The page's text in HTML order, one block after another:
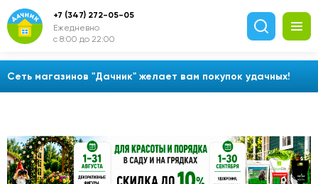
Сеть магазинов "Дачник" желает вам покупок удачных!
+7 (347) 272-05-05
Ежедневно
с 8:00 до 22:00